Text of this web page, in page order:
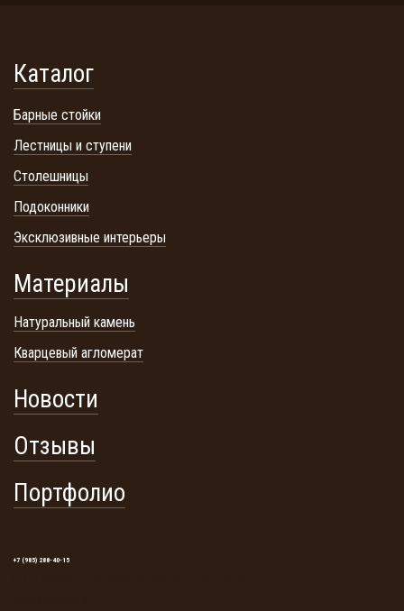
Каталог
Барные стойки
Лестницы и ступени
Столешницы
Подоконники
Эксклюзивные интерьеры
Материалы
Натуральный камень
Кварцевый агломерат
Новости
Отзывы
Портфолио
+7 (985) 288-40-15